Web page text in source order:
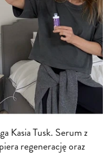
Kasia Tusk. Serum z
regenerację oraz